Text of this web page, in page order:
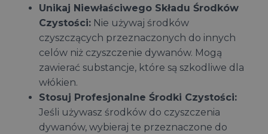
Unikaj Niewłaściwego Składu Środków
Czystości: Nie używaj środków
czyszczących przeznaczonych do innych
celów niż czyszczenie dywanów. Mogą
zawierać substancje, które są szkodliwe dla
włókien.
Stosuj Profesjonalne Środki Czystości:
Jeśli używasz środków do czyszczenia
dywanów, wybieraj te przeznaczone do